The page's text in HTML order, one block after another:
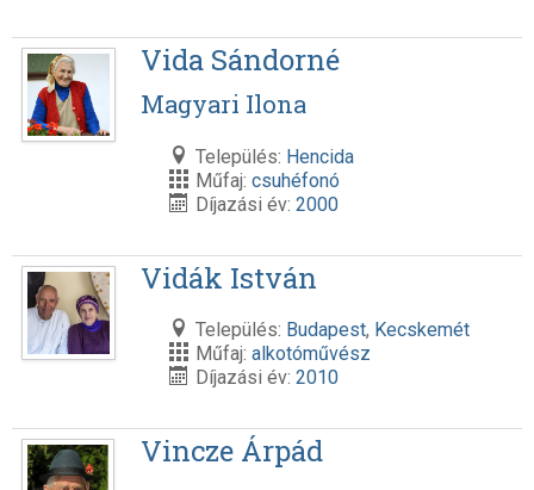
Vida Sándorné
Magyari Ilona
Település: Hencida
Műfaj: csuhéfonó
Díjazási év: 2000
Vidák István
Település: Budapest, Kecskemét
Műfaj: alkotóművész
Díjazási év: 2010
Vincze Árpád